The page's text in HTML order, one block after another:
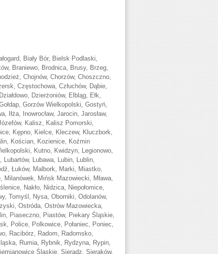
Biały Bór, Bielsk Podlaski,
Braniewo, Brodnica, Brusy, Brzeg,
Chojnów, Chorzów, Choszczno,
Częstochowa, Człuchów, Dąbie,
Dzierżoniów, Elbląg, Ełk,
Gorzów Wielkopolski, Gostyń,
Iłża, Inowrocław, Jarocin, Jarosław,
Kalisz, Kalisz Pomorski,
Kępno, Kielce, Kleczew, Kluczbork,
Kościan, Kozienice, Koźmin
Kutno, Kwidzyn, Legionowo,
Lubawa, Lubin, Lublin,
Łuków, Malbork, Marki, Miastko,
Mińsk Mazowiecki, Mława,
Nakło, Nidzica, Niepołomice,
Tomyśl, Nysa, Oborniki, Odolanów,
Ostróda, Ostrów Mazowiecka,
Piaseczno, Piastów, Piekary Śląskie,
Police, Polkowice, Połaniec, Poniec,
Racibórz, Radom, Radomsko,
Rumia, Rybnik, Rydzyna, Rypin,
Śląskie, Sieradz, Sieraków,